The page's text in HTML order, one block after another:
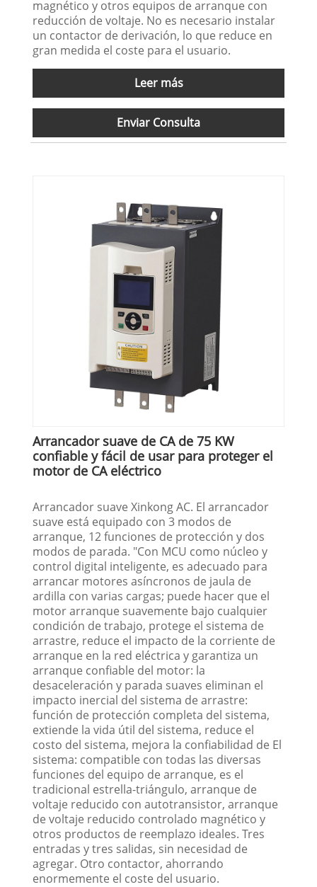
magnético y otros equipos de arranque con
reducción de voltaje. No es necesario instalar
un contactor de derivación, lo que reduce en
gran medida el coste para el usuario.
Leer más
Enviar Consulta
Arrancador suave de CA de 75 KW
confiable y fácil de usar para proteger el
motor de CA eléctrico
Arrancador suave Xinkong AC. El arrancador
suave está equipado con 3 modos de
arranque, 12 funciones de protección y dos
modos de parada. "Con MCU como núcleo y
control digital inteligente, es adecuado para
arrancar motores asíncronos de jaula de
ardilla con varias cargas; puede hacer que el
motor arranque suavemente bajo cualquier
condición de trabajo, protege el sistema de
arrastre, reduce el impacto de la corriente de
arranque en la red eléctrica y garantiza un
arranque confiable del motor: la
desaceleración y parada suaves eliminan el
impacto inercial del sistema de arrastre:
función de protección completa del sistema,
extiende la vida útil del sistema, reduce el
costo del sistema, mejora la confiabilidad de El
sistema: compatible con todas las diversas
funciones del equipo de arranque, es el
tradicional estrella-triángulo, arranque de
voltaje reducido con autotransistor, arranque
de voltaje reducido controlado magnético y
otros productos de reemplazo ideales. Tres
entradas y tres salidas, sin necesidad de
agregar. Otro contactor, ahorrando
enormemente el coste del usuario.